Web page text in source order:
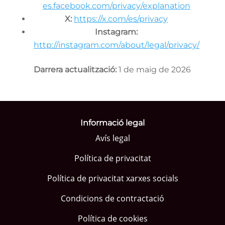
es.facebook.com/privacy/explanation
X: https://x.com/es/privacy
Instagram:
http://instagram.com/about/legal/privacy/
Darrera actualització: 1 de maig de 2026
Informació legal
Avís legal
Política de privacitat
Política de privacitat xarxes socials
Condicions de contractació
Política de cookies